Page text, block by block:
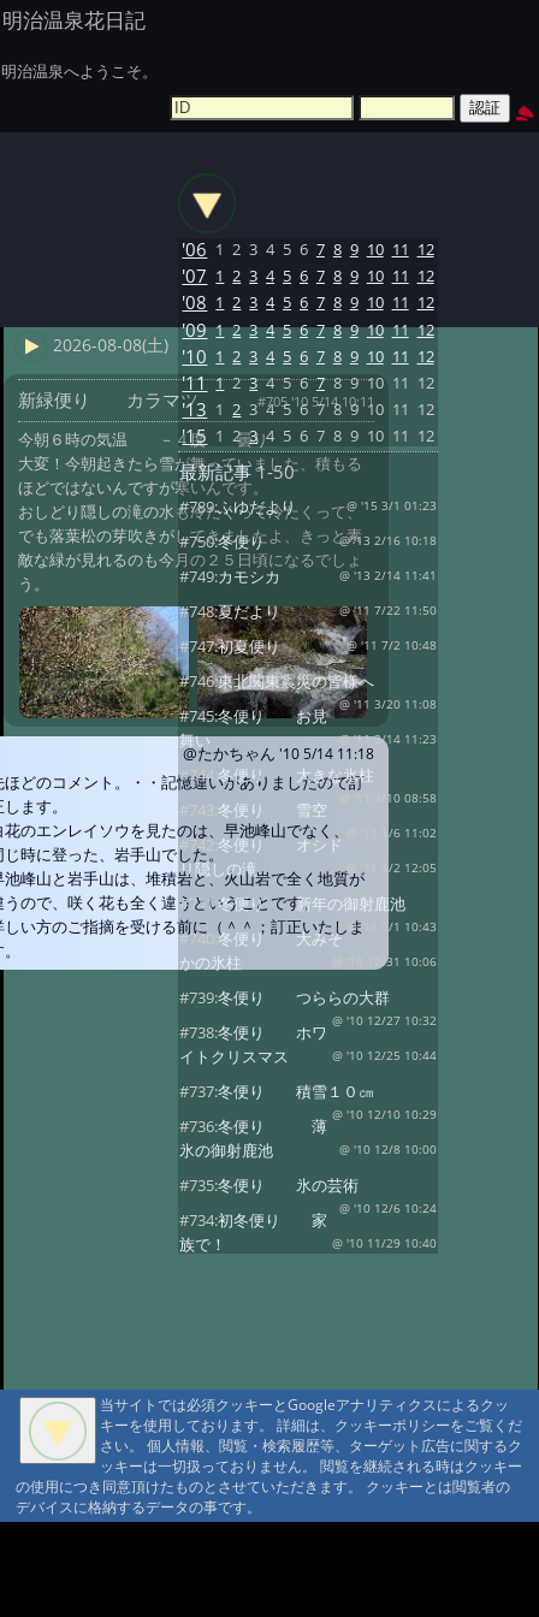
明治温泉花日記
明治温泉へようこそ。
2026-08-08(土)
新緑便り カラマツ #705 '10 5/14 10:11
今朝６時の気温 －４度 曇り
大変！今朝起きたら雪が舞っていました、積もる
ほどではないんですが寒いんです。
おしどり隠しの滝の水も冷たくって冷たくって、
でも落葉松の芽吹きがしてきましたよ、きっと素
敵な緑が見れるのも今月の２５日頃になるでしょ
う。
@たかちゃん '10 5/14 11:18
ほどのコメント。・・記憶違いがありましたので訂
ます。
花のエンレイソウを見たのは、早池峰山でなく、
じ時に登った、岩手山でした。
池峰山と岩手山は、堆積岩と、火山岩で全く地質が
うので、咲く花も全く違うということです。
しい方のご指摘を受ける前に（＾＾；訂正いたしま
'06 1 2 3 4 5 6 7 8 9 10 11 12
'07 1 2 3 4 5 6 7 8 9 10 11 12
'08 1 2 3 4 5 6 7 8 9 10 11 12
'09 1 2 3 4 5 6 7 8 9 10 11 12
'10 1 2 3 4 5 6 7 8 9 10 11 12
'11 1 2 3 4 5 6 7 8 9 10 11 12
'13 1 2 3 4 5 6 7 8 9 10 11 12
'15 1 2 3 4 5 6 7 8 9 10 11 12
最新記事1-50
#789:ふゆだより @ '15 3/1 01:23
#750:冬便り @ '13 2/16 10:18
#749:カモシカ @ '13 2/14 11:41
#748:夏だより @ '11 7/22 11:50
#747:初夏便り @ '11 7/2 10:48
#746:東北関東震災の皆様へ
@ '11 3/20 11:08
#745:冬便り お見
舞い
@ '11 3/14 11:23
#744:冬便り 大きな氷柱
@ '11 3/10 08:58
#743:冬便り 雪空
@ '11 1/6 11:02
#742:冬便り オシド
リ隠しの滝
@ '11 1/2 12:05
#741:冬便り 新年の御射鹿池
@ '11 1/1 10:43
#740:冬便り 大みそ
かの氷柱
@ '10 12/31 10:06
#739:冬便り つららの大群
@ '10 12/27 10:32
#738:冬便り ホワ
イトクリスマス
@ '10 12/25 10:44
#737:冬便り 積雪１０㎝
@ '10 12/10 10:29
#736:冬便り 薄
氷の御射鹿池
@ '10 12/8 10:00
#735:冬便り 氷の芸術
@ '10 12/6 10:24
#734:初冬便り 家
族で！
@ '10 11/29 10:40
#730:初冬便り 御柱
@ '10 11/6 10:28
#729: 初冬便り 初
冠雪
@ '10 11/5 12:36
#728:初冬便り 哀愁
@ '10 11/3 10:13
当サイトでは必須クッキーとGoogleアナリティクスによるクッ
キーを使用しております。 詳細は、クッキーポリシーをご覧くだ
さい。 個人情報、閲覧・検索履歴等、ターゲット広告に関するク
ッキーは一切扱っておりません。 閲覧を継続される時はクッキー
の使用につき同意頂けたものとさせていただきます。 クッキーとは閲覧者の
デバイスに格納するデータの事です。